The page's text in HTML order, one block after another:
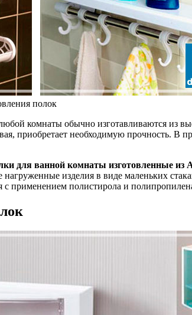
полок
комнаты обычно изготавливаются из
приобретает необходимую прочность. В
для ванной комнаты изготовленные
изделия в виде маленьких
применением полистирола и